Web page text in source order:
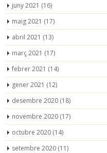
juny 2021 (16)
maig 2021 (17)
abril 2021 (13)
març 2021 (17)
febrer 2021 (14)
gener 2021 (12)
desembre 2020 (18)
novembre 2020 (17)
octubre 2020 (14)
setembre 2020 (11)